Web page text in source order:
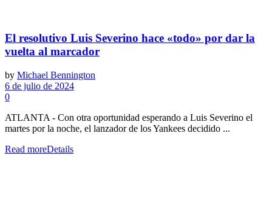
El resolutivo Luis Severino hace «todo» por dar la
vuelta al marcador
by Michael Bennington
6 de julio de 2024
0
ATLANTA - Con otra oportunidad esperando a Luis Severino el
martes por la noche, el lanzador de los Yankees decidido ...
Read moreDetails